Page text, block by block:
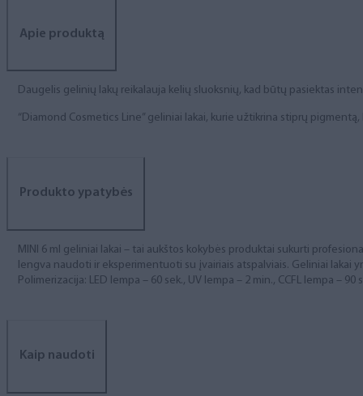
Apie produktą
Daugelis gelinių lakų reikalauja kelių sluoksnių, kad būtų pasiektas
“Diamond Cosmetics Line” geliniai lakai, kurie užtikrina stiprų
Produkto ypatybės
MINI 6 ml geliniai lakai – tai aukštos kokybės produktai sukurti
lengva naudoti ir eksperimentuoti su įvairiais atspalviais. Geliniai lakai
Polimerizacija: LED lempa – 60 sek., UV lempa – 2 min., CCFL lempa – 90
Kaip naudoti